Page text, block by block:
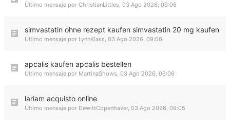
Último mensaje por ChristianLittles, 03 Ago 2026, 09:06
simvastatin ohne rezept kaufen simvastatin 20 mg kaufen
Último mensaje por LynnKlass, 03 Ago 2026, 09:06
apcalis kaufen apcalis bestellen
Último mensaje por MartinaShows, 03 Ago 2026, 09:06
lariam acquisto online
Último mensaje por DewittCopenhaver, 03 Ago 2026, 09:05